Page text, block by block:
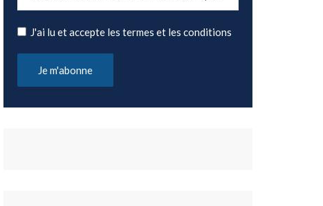
J'ai lu et accepte les termes et les conditions